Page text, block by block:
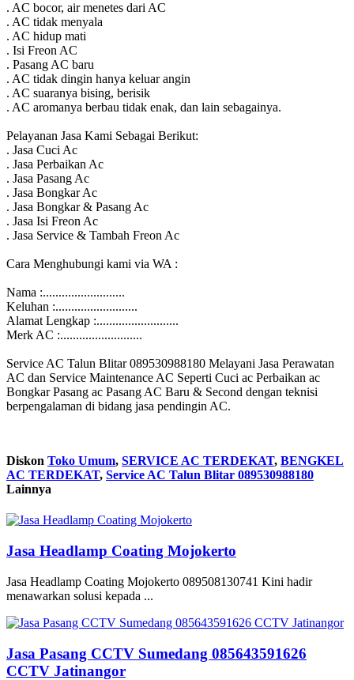
. AC bocor, air menetes dari AC
. AC tidak menyala
. AC hidup mati
. Isi Freon AC
. Pasang AC baru
. AC tidak dingin hanya keluar angin
. AC suaranya bising, berisik
. AC aromanya berbau tidak enak, dan lain sebagainya.
Pelayanan Jasa Kami Sebagai Berikut:
. Jasa Cuci Ac
. Jasa Perbaikan Ac
. Jasa Pasang Ac
. Jasa Bongkar Ac
. Jasa Bongkar & Pasang Ac
. Jasa Isi Freon Ac
. Jasa Service & Tambah Freon Ac
Cara Menghubungi kami via WA :
Nama :..........................
Keluhan :..........................
Alamat Lengkap :..........................
Merk AC :..........................
Service AC Talun Blitar 089530988180 Melayani Jasa Perawatan
AC dan Service Maintenance AC Seperti Cuci ac Perbaikan ac
Bongkar Pasang ac Pasang AC Baru & Second dengan teknisi
berpengalaman di bidang jasa pendingin AC.
Diskon Toko Umum, SERVICE AC TERDEKAT, BENGKEL
AC TERDEKAT, Service AC Talun Blitar 089530988180
Lainnya
Jasa Headlamp Coating Mojokerto
Jasa Headlamp Coating Mojokerto 089508130741 Kini hadir
menawarkan solusi kepada ...
Jasa Pasang CCTV Sumedang 085643591626
CCTV Jatinangor